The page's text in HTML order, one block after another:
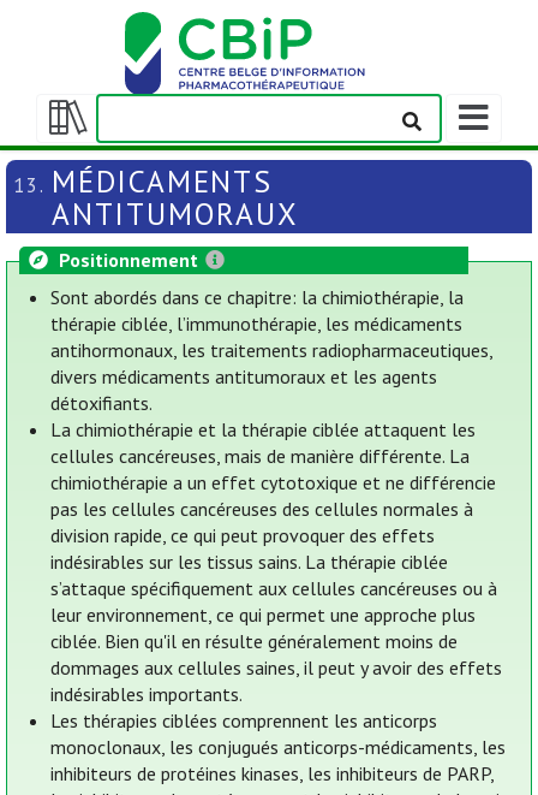
Afficher/masquer
la
table
des
matières
Afficher/
la
barre
13. MÉDICAMENTS
ANTITUMORAUX
Positionnement
Sont abordés dans ce chapitre: la chimiothérapie, la
thérapie ciblée, l’immunothérapie, les médicaments
antihormonaux, les traitements radiopharmaceutiques,
divers médicaments antitumoraux et les agents
détoxifiants.
La chimiothérapie et la thérapie ciblée attaquent les
cellules cancéreuses, mais de manière différente. La
chimiothérapie a un effet cytotoxique et ne différencie
pas les cellules cancéreuses des cellules normales à
division rapide, ce qui peut provoquer des effets
indésirables sur les tissus sains. La thérapie ciblée
s’attaque spécifiquement aux cellules cancéreuses ou à
leur environnement, ce qui permet une approche plus
ciblée. Bien qu'il en résulte généralement moins de
dommages aux cellules saines, il peut y avoir des effets
indésirables importants.
Les thérapies ciblées comprennent les anticorps
monoclonaux, les conjugués anticorps-médicaments, les
inhibiteurs de protéines kinases, les inhibiteurs de PARP,